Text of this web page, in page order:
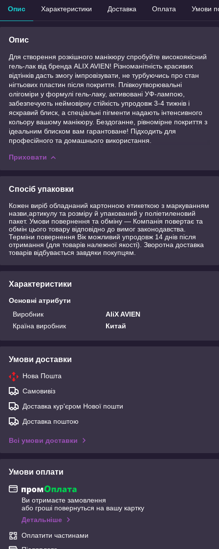
Опис Характеристики Доставка Оплата Умови
Опис
Для створення розкішного манікюру спробуйте високоякісний
гель-лак від бренда ALIX AVIEN! Різноманітність красивих
відтінків дасть змогу імпровізувати, не турбуючись про стан
нігтьових пластин після покриття. Плівкоутворювальні
олігоміри у формулі гель-лаку, активовані УФ-лампою,
забезпечують неймовірну стійкість упродовж 3-4 тижнів і
яскравий блиск, а спеціальні пігменти надають інтенсивного
кольору вашому манікюру. Бездоганне, рівномірне покриття з
ідеальним блиском вам гарантоване! Підходить для
професійного та домашнього використання.
Приховати
Спосіб упаковки
Кожен виріб обладнаний картонною етикеткою з маркуванням
назви,артикулу та розміру й упакований у поліетиленовий
пакет. Умови повернення та обміну — Компанія повертає та
обмін цього товару відповідно до вимог законодавства.
Терміни повернення Вік можливий упродовж 14 днів після
отримання (для товарів належної якості). Зворотна доставка
товарів відбувається завдяки покупцям.
Характеристики
Основні атрибути
Виробник
AliX AVIEN
Країна виробник
Китай
Умови доставки
Нова Пошта
Самовивіз
Доставка кур'єром Нової пошти
Доставка поштою
Всі умови доставки
Умови оплати
Ви отримаєте замовлення
або гроші повернуться на вашу картку
Детальніше
Оплатити частинами